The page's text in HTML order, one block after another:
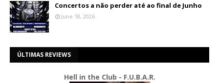
Concertos a não perder até ao final de Junho
June 18, 2026
ÚLTIMAS REVIEWS
Hell in the Club - F.U.B.A.R.